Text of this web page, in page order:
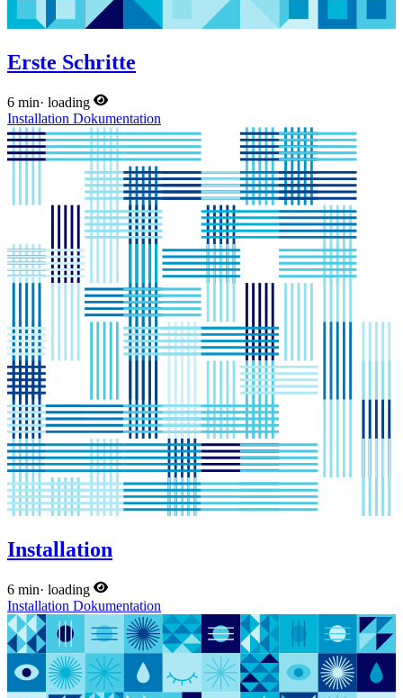
Erste Schritte
6 min· loading
Installation Dokumentation
Installation
6 min· loading
Installation Dokumentation